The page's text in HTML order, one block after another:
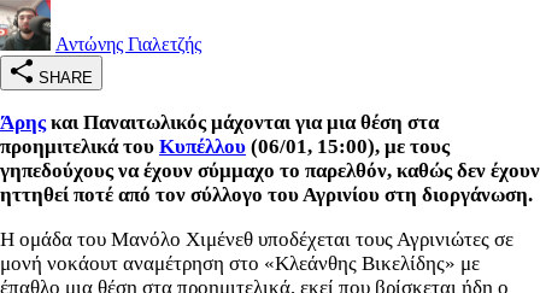
Αντώνης Γιαλετζής
SHARE
Άρηςκαι Παναιτωλικός μάχονται για μια θέση στα
προημιτελικά του Κυπέλλου (06/01, 15:00), με τους
γηπεδούχους να έχουν σύμμαχο το παρελθόν, καθώς δεν έχουν
ηττηθεί ποτέ από τον σύλλογο του Αγρινίου στη διοργάνωση.
Η ομάδα του Μανόλο Χιμένεθ υποδέχεται τους Αγρινιώτες σε
μονή νοκάουτ αναμέτρηση στο «Κλεάνθης Βικελίδης» με
έπαθλο μια θέση στα προημιτελικά, εκεί που βρίσκεται ήδη ο